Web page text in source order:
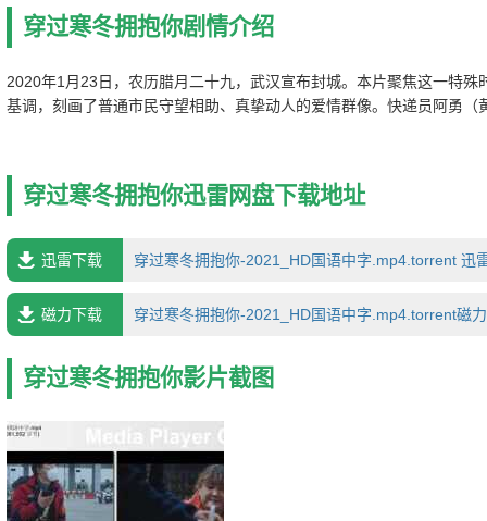
穿过寒冬拥抱你剧情介绍
2020年1月23日，农历腊月二十九，武汉宣布封城。本片聚焦这一特殊
基调，刻画了普通市民守望相助、真挚动人的爱情群像。快递员阿勇（
饰），滞留旅客张哲（刘昊然饰）和君君（乔欣饰）。疫情下，爱给了
力量。他们以笑做盾，以爱为矛，冲破凛冽寒冬和恐惧，勇敢拥抱。爱
穿过寒冬拥抱你迅雷网盘下载地址
迅雷下载 穿过寒冬拥抱你-2021_HD国语中字.mp4.torrent 迅
磁力下载 穿过寒冬拥抱你-2021_HD国语中字.mp4.torrent磁
穿过寒冬拥抱你影片截图